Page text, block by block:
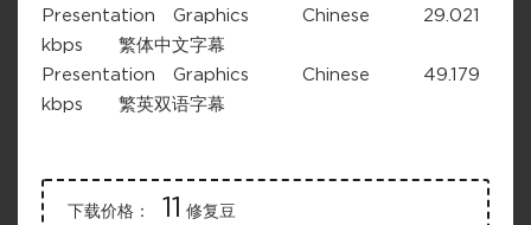
Presentation Graphics Chinese 29.021
kbps 繁体中文字幕
Presentation Graphics Chinese 49.179
kbps 繁英双语字幕
下载价格： 11 修复豆